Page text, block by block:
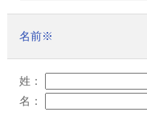
名前※
姓：
名：